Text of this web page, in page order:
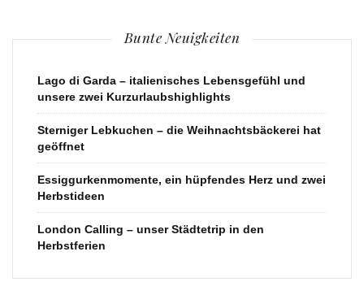
Bunte Neuigkeiten
Lago di Garda – italienisches Lebensgefühl und
unsere zwei Kurzurlaubshighlights
Sterniger Lebkuchen – die Weihnachtsbäckerei hat
geöffnet
Essiggurkenmomente, ein hüpfendes Herz und zwei
Herbstideen
London Calling – unser Städtetrip in den
Herbstferien